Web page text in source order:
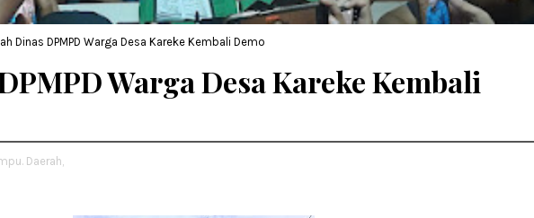
Dinas DPMPD Warga Desa Kareke Kembali Demo
Warga Desa Kareke Kembali
Daerah,